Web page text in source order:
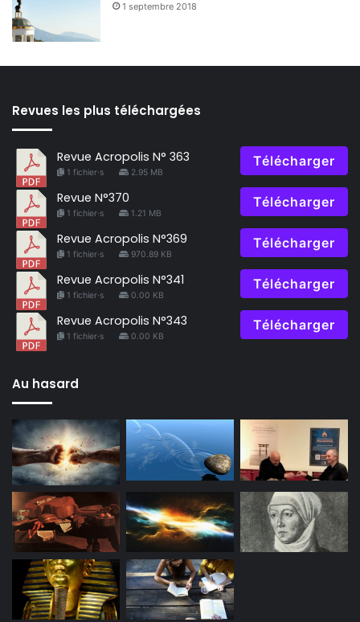
1 septembre 2018
Revues les plus téléchargées
Revue Acropolis N° 363
1 fichier·s 2.95 MB
Télécharger
Revue N°370
1 fichier·s 1.21 MB
Télécharger
Revue Acropolis N°369
1 fichier·s 970.89 KB
Télécharger
Revue Acropolis N°341
1 fichier·s 0.00 KB
Télécharger
Revue Acropolis N°343
1 fichier·s 0.00 KB
Télécharger
Au hasard